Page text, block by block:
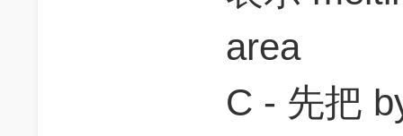
area
C - 先把